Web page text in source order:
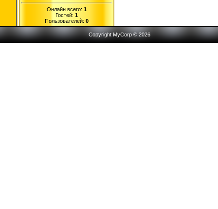
Онлайн всего: 1
Гостей: 1
Пользователей: 0
Copyright MyCorp © 2026